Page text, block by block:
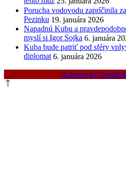
Porucha vodovodu zapríčinila
Pezinku 19. januára 2026
Napadnú Kubu a
myslí si Igor Sojka 6. januára
Kuba bude patriť pod sféry
diplomat 6. januára 2026
A theme by